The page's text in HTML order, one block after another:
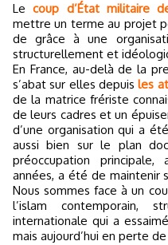
Lecoup d’État militaire
mettre un terme au projet
de grâce à une
structurellement et
En France, au-delà de la
s’abat sur elles depuisles
de la matrice frériste
de leurs cadres et un
d’une organisation qui a
aussi bien sur le plan
préoccupation
années, a été de maintenir
Nous sommes face à un
l’islam contemporain,
internationale qui a
mais aujourd’hui en perte